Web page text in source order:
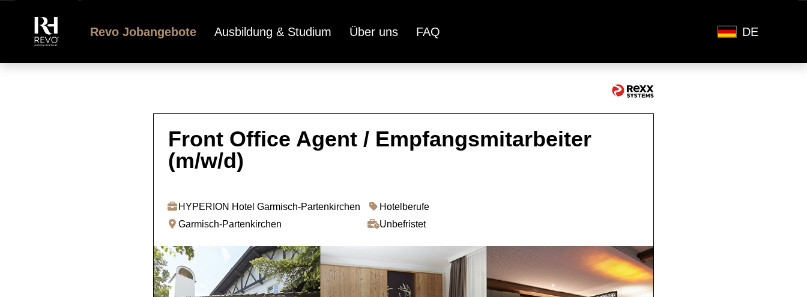
DE
Revo Jobangebote Ausbildung & Studium Über uns FAQ
Front Office Agent / Empfangsmitarbeiter
(m/w/d)
HYPERION Hotel Garmisch-Partenkirchen
Garmisch-Partenkirchen
Hotelberufe
Unbefristet